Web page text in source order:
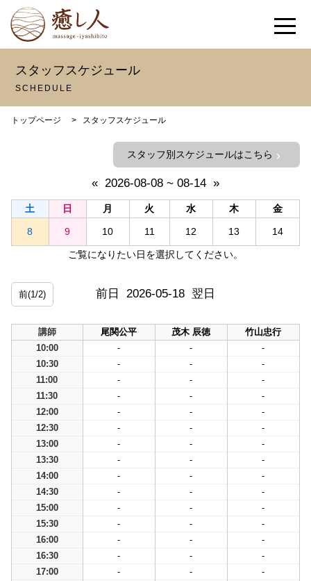
スタッフスケジュール
SCHEDULE
トップページ > スタッフスケジュール
スタッフ別スケジュールはこちら chevron_right
« 2026-08-08 ~ 08-14 »
土 日 月 火 水 木 金
8 9 10 11 12 13 14
ご覧になりたい日を選択してください。
前(1/2) 前日 2026-05-18 翌日
講師 尾関公平 茂木 辰徳
竹山忠行
10:00
- -
-
10:30
- -
-
11:00
- -
-
11:30
- -
-
12:00
- -
-
12:30
- -
-
13:00
- -
-
13:30
- -
-
14:00
- -
-
14:30
- -
-
15:00
- -
-
15:30
- -
-
16:00
- -
-
16:30
- -
-
17:00
- -
-